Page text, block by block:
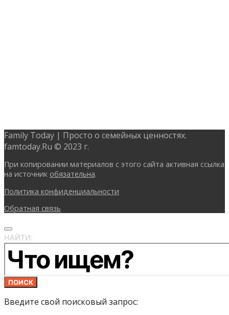
Family Today | Просто о семейных ценностях.
famtoday.Ru © 2023 г.
При копировании материалов с этого сайта активная ссылка
на источник обязательна.
Политика конфиденциальности
Обратная связь
НАЙТИ:
ПОИСК
Введите свой поисковый запрос: